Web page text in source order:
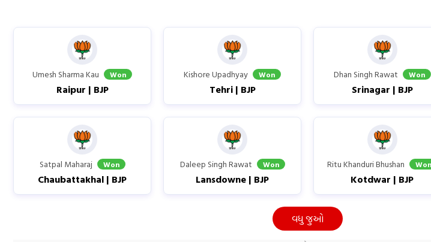
Umesh Sharma Kau Won
Raipur | BJP
Kishore Upadhyay Won
Tehri | BJP
Dhan Singh Rawat Won
Srinagar | BJP
Satpal Maharaj Won
Chaubattakhal | BJP
Daleep Singh Rawat Won
Lansdowne | BJP
Ritu Khanduri Bhushan Won
Kotdwar | BJP
વધુ જુઓ